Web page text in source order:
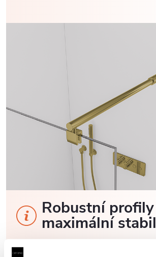
Robustní
maximální
Sprchové kouty a zástěny CERANO